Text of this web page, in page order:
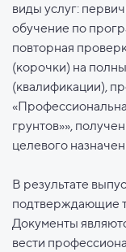
виды услуг:
обучение по
повторная
(корочки) на
(квалификации),
грунтов»»,
целевого
В результате
подтверждающие
Документы
вести